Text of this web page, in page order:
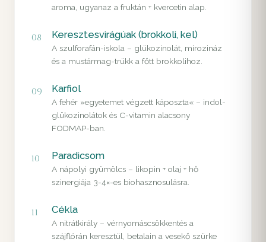
aroma, ugyanaz a fruktán + kvercetin alap.
08 Keresztesvirágúak (brokkoli, kel)
A szulforafán-iskola – glükozinolát, mirozináz
és a mustármag-trükk a főtt brokkolihoz.
09 Karfiol
A fehér »egyetemet végzett káposzta« – indol-
glükozinolátok és C-vitamin alacsony
FODMAP-ban.
10 Paradicsom
A nápolyi gyümölcs – likopin + olaj + hő
szinergiája 3-4×-es biohasznosulásra.
11 Cékla
A nitrátkirály – vérnyomáscsökkentés a
szájflórán keresztül, betalain a vesekő szürke